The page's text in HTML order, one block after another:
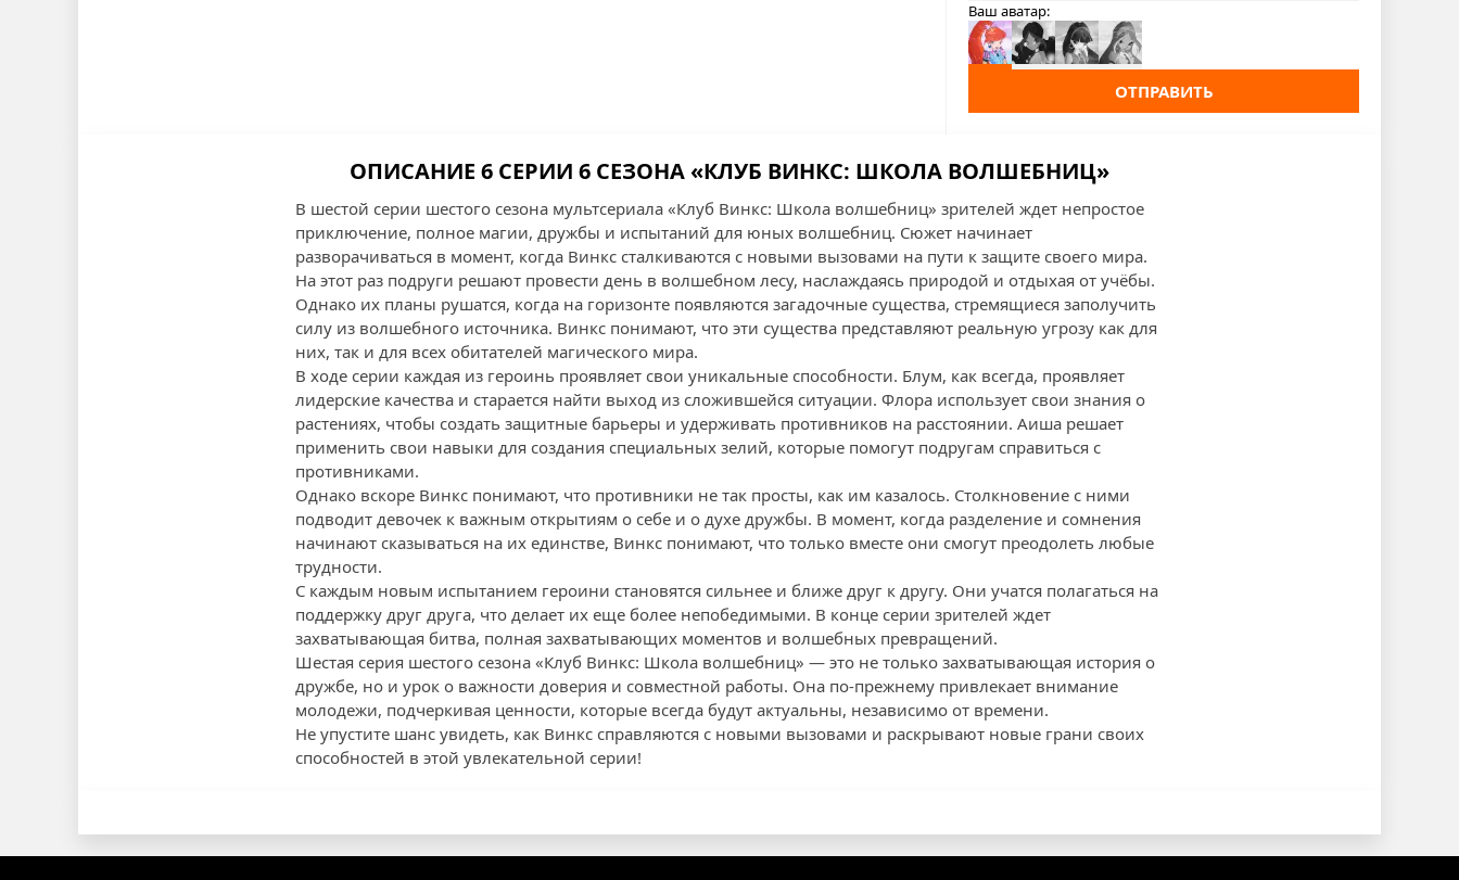
Ваш аватар:
ОТПРАВИТЬ
ОПИСАНИЕ 6 СЕРИИ 6 СЕЗОНА «КЛУБ ВИНКС: ШКОЛА ВОЛШЕБНИЦ»
В шестой серии шестого сезона мультсериала «Клуб Винкс: Школа волшебниц» зрителей ждет непростое
приключение, полное магии, дружбы и испытаний для юных волшебниц. Сюжет начинает
разворачиваться в момент, когда Винкс сталкиваются с новыми вызовами на пути к защите своего мира.
На этот раз подруги решают провести день в волшебном лесу, наслаждаясь природой и отдыхая от учёбы.
Однако их планы рушатся, когда на горизонте появляются загадочные существа, стремящиеся заполучить
силу из волшебного источника. Винкс понимают, что эти существа представляют реальную угрозу как для
них, так и для всех обитателей магического мира.
В ходе серии каждая из героинь проявляет свои уникальные способности. Блум, как всегда, проявляет
лидерские качества и старается найти выход из сложившейся ситуации. Флора использует свои знания о
растениях, чтобы создать защитные барьеры и удерживать противников на расстоянии. Аиша решает
применить свои навыки для создания специальных зелий, которые помогут подругам справиться с
противниками.
Однако вскоре Винкс понимают, что противники не так просты, как им казалось. Столкновение с ними
подводит девочек к важным открытиям о себе и о духе дружбы. В момент, когда разделение и сомнения
начинают сказываться на их единстве, Винкс понимают, что только вместе они смогут преодолеть любые
трудности.
С каждым новым испытанием героини становятся сильнее и ближе друг к другу. Они учатся полагаться на
поддержку друг друга, что делает их еще более непобедимыми. В конце серии зрителей ждет
захватывающая битва, полная захватывающих моментов и волшебных превращений.
Шестая серия шестого сезона «Клуб Винкс: Школа волшебниц» — это не только захватывающая история о
дружбе, но и урок о важности доверия и совместной работы. Она по-прежнему привлекает внимание
молодежи, подчеркивая ценности, которые всегда будут актуальны, независимо от времени.
Не упустите шанс увидеть, как Винкс справляются с новыми вызовами и раскрывают новые грани своих
способностей в этой увлекательной серии!